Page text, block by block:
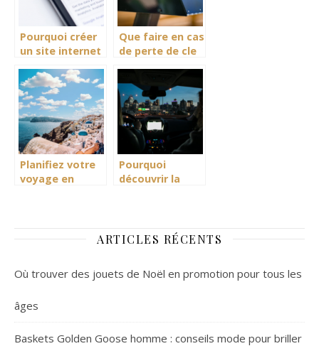
Pourquoi créer
un site internet
Que faire en cas
de perte de cle
acceder a ma
boite aux
lettres ?
Planifiez votre
voyage en
Pourquoi
découvrir la
peut vous faire
ARTICLES RÉCENTS
Où trouver des jouets de Noël en promotion pour tous les
âges
Baskets Golden Goose homme : conseils mode pour briller